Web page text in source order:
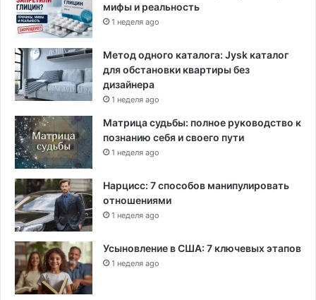
мифы и реальность
1 неделя ago
Метод одного каталога: Jysk каталог
для обстановки квартиры без
дизайнера
1 неделя ago
Матрица судьбы: полное руководство к
познанию себя и своего пути
1 неделя ago
Нарцисс: 7 способов манипулировать
отношениями
1 неделя ago
Усыновление в США: 7 ключевых этапов
1 неделя ago